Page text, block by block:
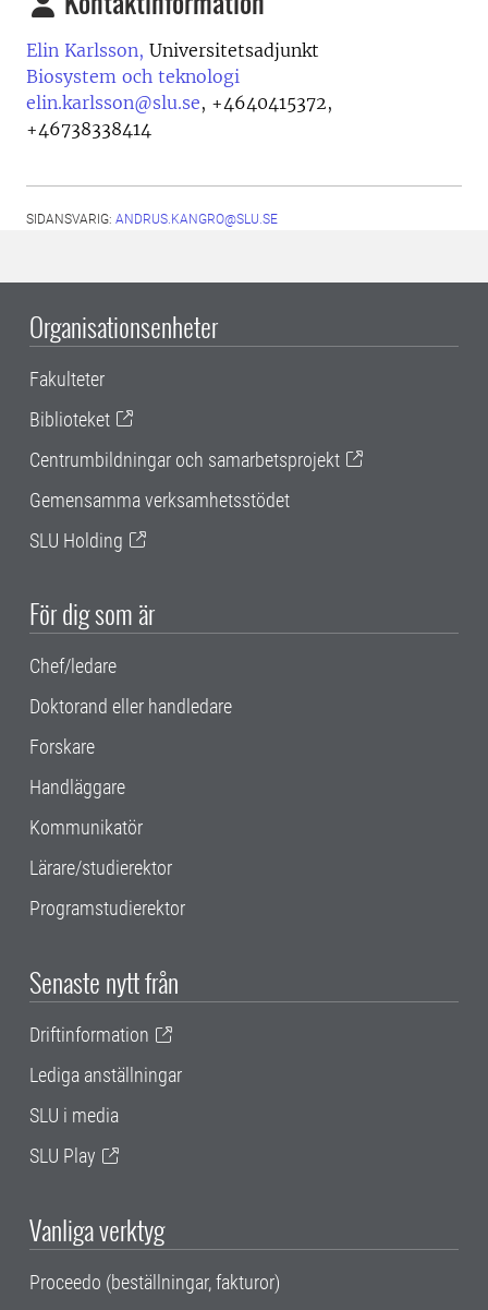
Elin Karlsson, Universitetsadjunkt
Biosystem och teknologi
elin.karlsson@slu.se, +4640415372,
+46738338414
SIDANSVARIG: ANDRUS.KANGRO@SLU.SE
Organisationsenheter
Fakulteter
Biblioteket
Centrumbildningar och samarbetsprojekt
Gemensamma verksamhetsstödet
SLU Holding
För dig som är
Chef/ledare
Doktorand eller handledare
Forskare
Handläggare
Kommunikatör
Lärare/studierektor
Programstudierektor
Senaste nytt från
Driftinformation
Lediga anställningar
SLU i media
SLU Play
Vanliga verktyg
Proceedo (beställningar, fakturor)